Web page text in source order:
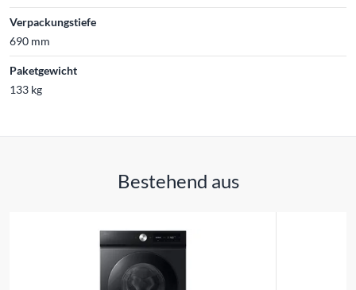
Verpackungstiefe
690 mm
Paketgewicht
133 kg
Bestehend aus